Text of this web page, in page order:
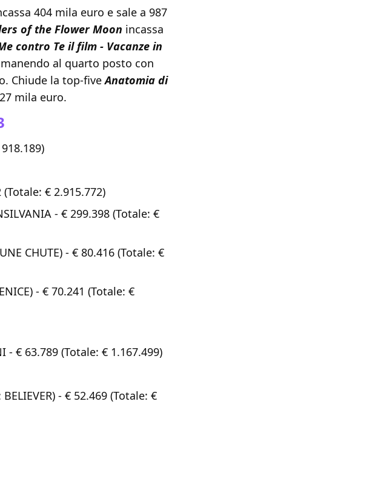
404 mila euro e sale a 987
of the Flower Moon incassa
contro Te il film - Vacanze in
al quarto posto con
Chiude la top-fiveAnatomia di
mila euro.
(Totale: € 2.915.772)
- € 299.398 (Totale: €
CHUTE) - € 80.416 (Totale: €
- € 70.241 (Totale: €
- € 63.789 (Totale: € 1.167.499)
BELIEVER) - € 52.469 (Totale: €